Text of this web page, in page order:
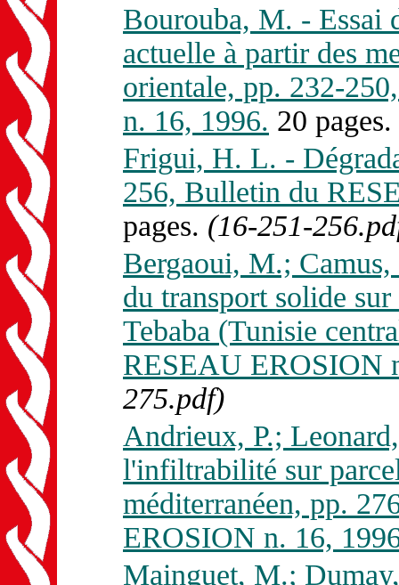
Bourouba, M. - Essai
actuelle à partir des
orientale, pp. 232-
n. 16, 1996. 20 pages.
Frigui, H. L. -
256, Bulletin du
pages. (16-251-
Bergaoui, M.;
du transport solide
Tebaba (Tunisie
RESEAU EROSION
275.pdf)
Andrieux, P.;
l'infiltrabilité sur
méditerranéen, pp.
EROSION n. 16,
Mainguet, M.;